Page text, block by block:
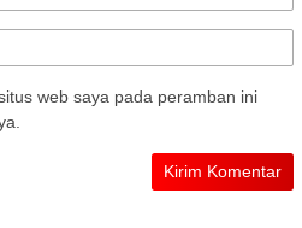
web saya pada peramban ini